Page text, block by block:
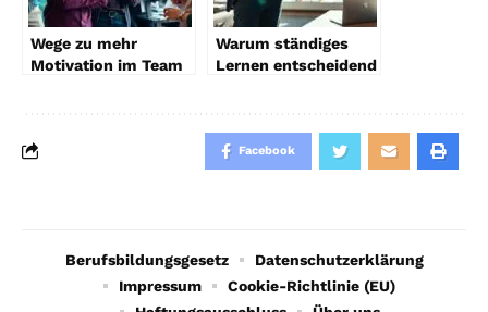
Wege zu mehr
Motivation im Team
Warum ständiges
Lernen entscheidend
Facebook
Berufsbildungsgesetz
Datenschutzerklärung
Impressum
Cookie-Richtlinie (EU)